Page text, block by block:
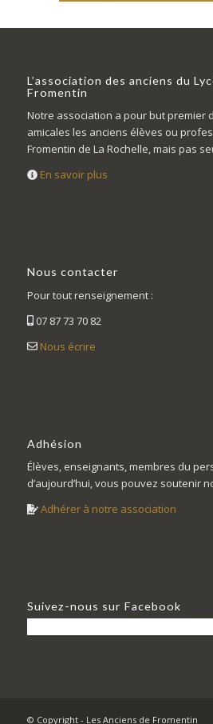
L’association des anciens du
Fromentin
Notre association a pour but premier
amicales les anciens élèves ou
Fromentin de La Rochelle, mais pas
En savoir plus
Nous contacter
Pour tout renseignement :
07 87 73 70 82
Nous écrire
Adhésion
Élèves, enseignants, membres du
d’aujourd’hui, vous pouvez soutenir
Adhérer à notre association
Suivez-nous sur Facebook
© Copyright - Les Anciens de Fromentin